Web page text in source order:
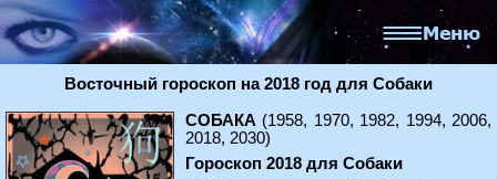
Восточный гороскоп на 2018 год для Собаки
СОБАКА (1958, 1970, 1982, 1994, 2006,
2018, 2030)
Гороскоп 2018 для Собаки